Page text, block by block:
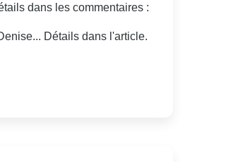
dans les commentaires :
Détails dans l'article.